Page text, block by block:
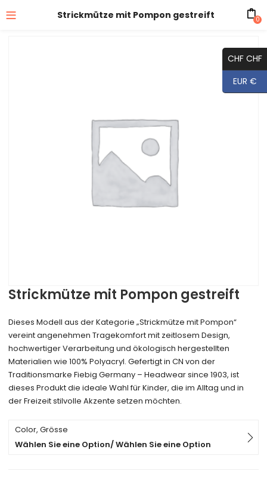
Strickmütze mit Pompon gestreift 0
Strickmütze mit Pompon gestreift
Dieses Modell aus der Kategorie „Strickmütze mit Pompon“
vereint angenehmen Tragekomfort mit zeitlosem Design,
hochwertiger Verarbeitung und ökologisch hergestellten
Materialien wie 100% Polyacryl. Gefertigt in CN von der
Traditionsmarke Fiebig Germany – Headwear since 1903, ist
dieses Produkt die ideale Wahl für Kinder, die im Alltag und in
der Freizeit stilvolle Akzente setzen möchten.
Color, Grösse
Wählen Sie eine Option/ Wählen Sie eine Option
CHF CHF
EUR €